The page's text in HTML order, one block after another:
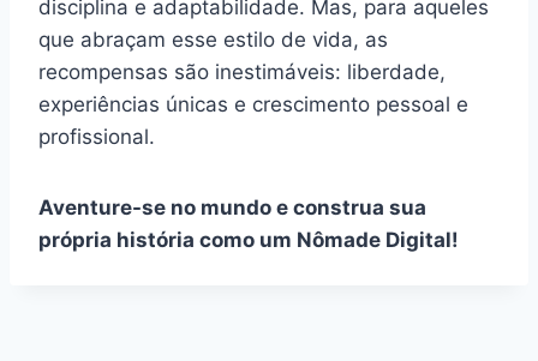
disciplina e adaptabilidade. Mas, para aqueles
que abraçam esse estilo de vida, as
recompensas são inestimáveis: liberdade,
experiências únicas e crescimento pessoal e
profissional.
Aventure-se no mundo e construa sua
própria história como um Nômade Digital!